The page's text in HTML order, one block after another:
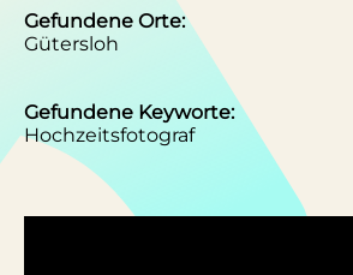
Gefundene Orte:
Gütersloh
Gefundene Keyworte:
Hochzeitsfotograf